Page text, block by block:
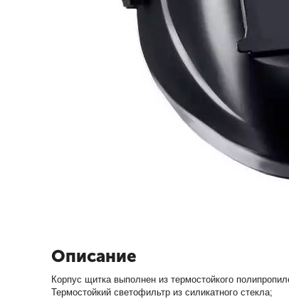
Описание
Корпус щитка выполнен из термостойкого
Термостойкий светофильтр из силикатного стекла;